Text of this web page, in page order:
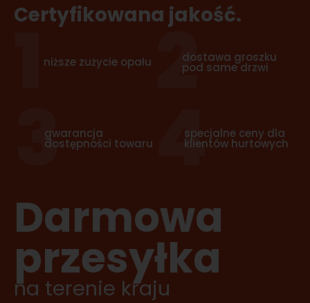
Certyfikowana jakość.
niższe zużycie opału 2dostawa groszku
pod same drzwi
3
gwarancja
dostępności towaru 4
specjalne ceny dla
klientów hurtowych
Darmowa
przesyłka
na terenie kraju